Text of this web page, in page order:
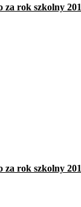
za rok szkolny
za rok szkolny